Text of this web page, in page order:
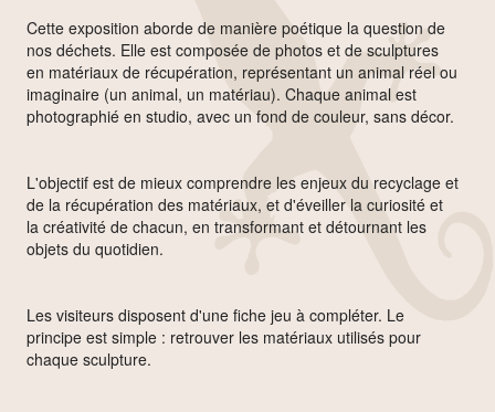
Cette exposition aborde de manière poétique la question de
nos déchets. Elle est composée de photos et de sculptures
en matériaux de récupération, représentant un animal réel ou
imaginaire (un animal, un matériau). Chaque animal est
photographié en studio, avec un fond de couleur, sans décor.
L'objectif est de mieux comprendre les enjeux du recyclage et
de la récupération des matériaux, et d'éveiller la curiosité et
la créativité de chacun, en transformant et détournant les
objets du quotidien.
Les visiteurs disposent d'une fiche jeu à compléter. Le
principe est simple : retrouver les matériaux utilisés pour
chaque sculpture.